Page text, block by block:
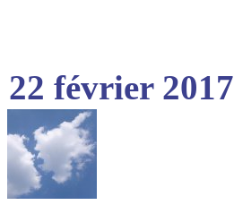
22 février 2017